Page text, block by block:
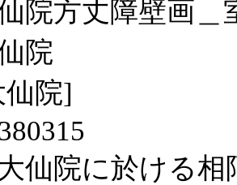
院方丈障壁画＿
院
院]
大仙院に於ける